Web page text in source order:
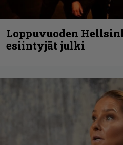
Loppuvuoden
esiintyjät julki